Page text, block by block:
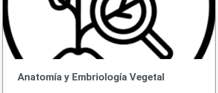
Anatomía y Embriología Vegetal